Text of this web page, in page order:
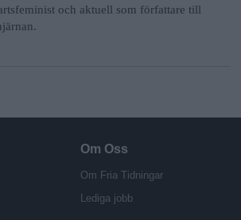
och aktuell som författare till
Om Oss
Om Fria Tidningar
Lediga jobb